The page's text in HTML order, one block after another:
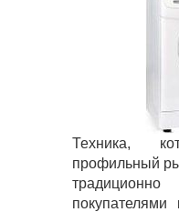
Техника,
профильный
покупателями